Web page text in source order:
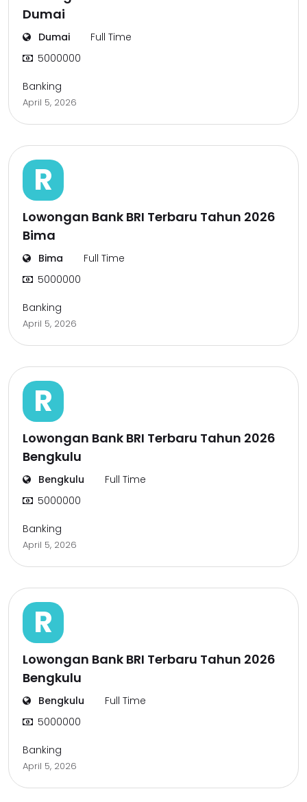
Dumai
Dumai
Full Time
5000000
Banking
April 5, 2026
R
Lowongan Bank BRI Terbaru Tahun 2026
Bima
Bima
Full Time
5000000
Banking
April 5, 2026
R
Lowongan Bank BRI Terbaru Tahun 2026
Bengkulu
Bengkulu
Full Time
5000000
Banking
April 5, 2026
R
Lowongan Bank BRI Terbaru Tahun 2026
Bengkulu
Bengkulu
Full Time
5000000
Banking
April 5, 2026